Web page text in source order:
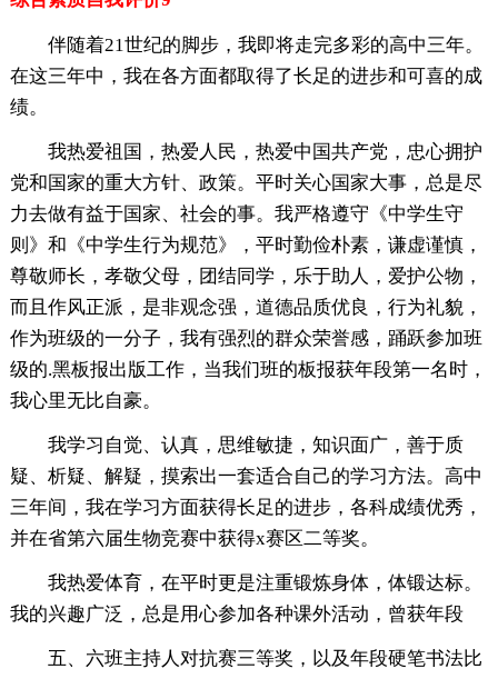
伴随着21世纪的脚步，我即将走完多彩的高中三年。
在这三年中，我在各方面都取得了长足的进步和可喜的成
绩。
我热爱祖国，热爱人民，热爱中国共产党，忠心拥护
党和国家的重大方针、政策。平时关心国家大事，总是尽
力去做有益于国家、社会的事。我严格遵守《中学生守
则》和《中学生行为规范》，平时勤俭朴素，谦虚谨慎，
尊敬师长，孝敬父母，团结同学，乐于助人，爱护公物，
而且作风正派，是非观念强，道德品质优良，行为礼貌，
作为班级的一分子，我有强烈的群众荣誉感，踊跃参加班
级的.黑板报出版工作，当我们班的板报获年段第一名时，
我心里无比自豪。
我学习自觉、认真，思维敏捷，知识面广，善于质
疑、析疑、解疑，摸索出一套适合自己的学习方法。高中
三年间，我在学习方面获得长足的进步，各科成绩优秀，
并在省第六届生物竞赛中获得x赛区二等奖。
我热爱体育，在平时更是注重锻炼身体，体锻达标。
我的兴趣广泛，总是用心参加各种课外活动，曾获年段
五、六班主持人对抗赛三等奖，以及年段硬笔书法比